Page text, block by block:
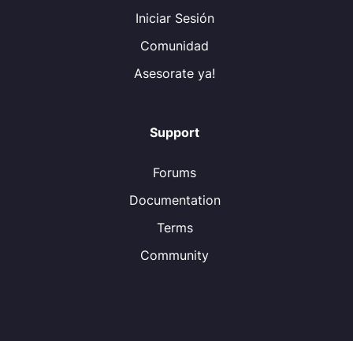
Iniciar Sesión
Comunidad
Asesorate ya!
Support
Forums
Documentation
Terms
Community